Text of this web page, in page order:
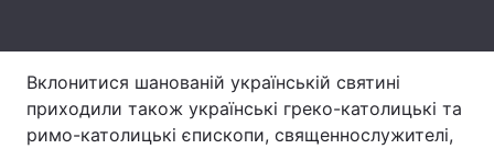
Інтерв'ю Думки
Архів Вакансії
Вклонитися шанованій українській святині
приходили також українські греко-католицькі та
римо-католицькі єпископи, священнослужителі,